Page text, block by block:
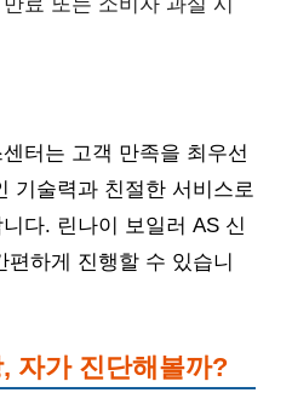
터는 고객 만족을 최우선
기술력과 친절한 서비스로
다. 린나이 보일러 AS 신
하게 진행할 수 있습니
자가 진단해볼까?